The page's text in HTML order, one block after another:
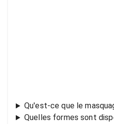
Qu'est-ce que le
Quelles formes sont